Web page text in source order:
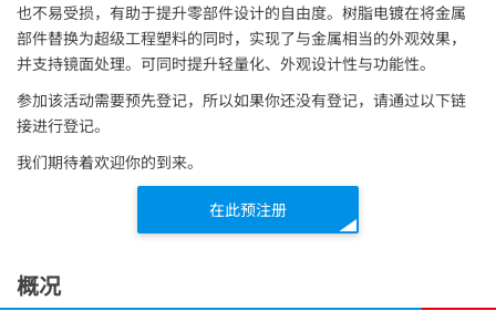
也不易受损，有助于提升零部件设计的自由度。树脂电镀在将金属
部件替换为超级工程塑料的同时，实现了与金属相当的外观效果，
并支持镜面处理。可同时提升轻量化、外观设计性与功能性。
参加该活动需要预先登记，所以如果你还没有登记，请通过以下链
接进行登记。
我们期待着欢迎你的到来。
在此预注册
概况